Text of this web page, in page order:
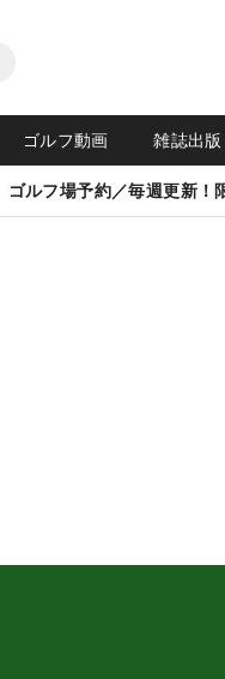
ゴルフ動画 雑誌出版
ゴルフ場予約／毎週更新！